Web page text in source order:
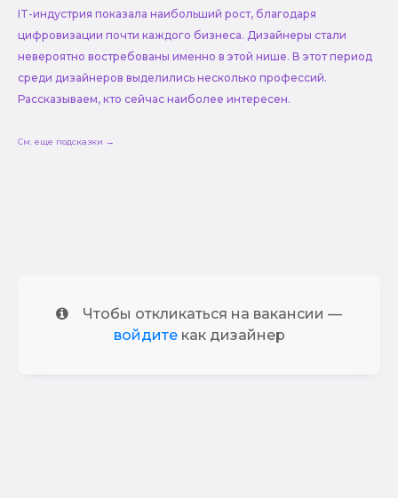
IT-индустрия показала наибольший рост, благодаря
цифровизации почти каждого бизнеса. Дизайнеры стали
невероятно востребованы именно в этой нише. В этот период
среди дизайнеров выделились несколько профессий.
Рассказываем, кто сейчас наиболее интересен.
См. еще подсказки →
Чтобы откликаться на вакансии —
войдитекак дизайнер